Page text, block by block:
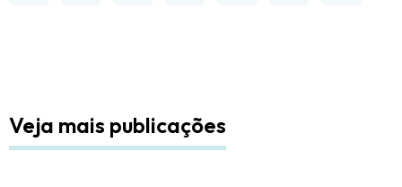
Veja mais publicações